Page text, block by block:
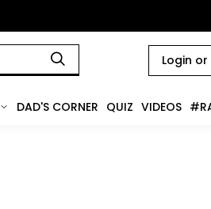
Login or
DAD'S CORNER QUIZ VIDEOS